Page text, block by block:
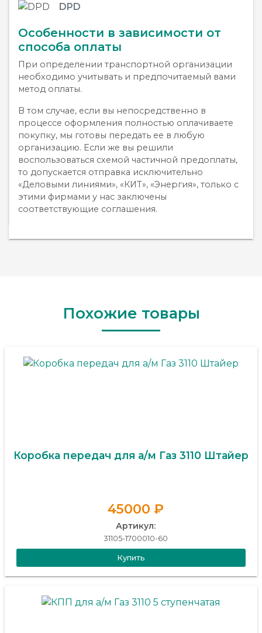
DPD
Особенности в зависимости от
способа оплаты
При определении транспортной организации
необходимо учитывать и предпочитаемый вами
метод оплаты.
В том случае, если вы непосредственно в
процессе оформления полностью оплачиваете
покупку, мы готовы передать ее в любую
организацию. Если же вы решили
воспользоваться схемой частичной предоплаты,
то допускается отправка исключительно
«Деловыми линиями», «КИТ», «Энергия», только с
этими фирмами у нас заключены
соответствующие соглашения.
Похожие товары
Коробка передач для а/м Газ 3110 Штайер
45000 ₽
Артикул:
31105-1700010-60
Купить